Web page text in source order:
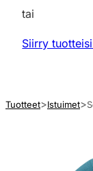
tai
Siirry
Tuotteet Istuimet